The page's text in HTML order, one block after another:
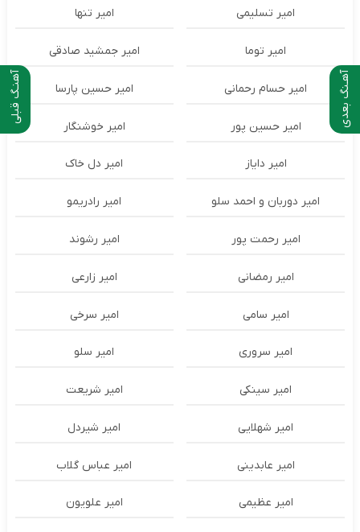
آهنـگ قبلی آهـنگ بعدی
امیر تسلیمی امیر تنها
امیر توما امیر جمشید صادقی
امیر حسام رحمانی امیر حسین پارسا
امیر حسین پور امیر خوشنگار
امیر دایاز امیر دل خاک
امیر دوربان و احمد سلو امیر رادریمو
امیر رحمت پور امیر رشوند
امیر رمضانی امیر زارعی
امیر سامی امیر سرخی
امیر سروری امیر سلو
امیر سینکی امیر شریعت
امیر شهلایی امیر شیردل
امیر عابدینی امیر عباس گلاب
امیر عظیمی امیر علویون